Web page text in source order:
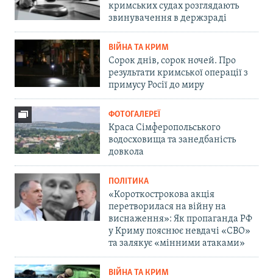
кримських судах розглядають
звинувачення в держзраді
ВІЙНА ТА КРИМ
Сорок днів, сорок ночей. Про
результати кримської операції з
примусу Росії до миру
ФОТОГАЛЕРЕЇ
Краса Сімферопольського
водосховища та занедбаність
довкола
ПОЛІТИКА
«Короткострокова акція
перетворилася на війну на
виснаження»: Як пропаганда РФ
у Криму пояснює невдачі «СВО»
та залякує «мінними атаками»
ВІЙНА ТА КРИМ